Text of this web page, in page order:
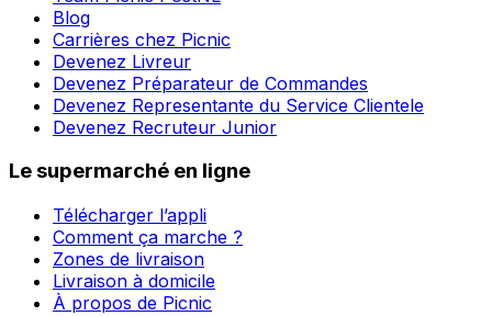
Blog
Carrières chez Picnic
Devenez Livreur
Devenez Préparateur de Commandes
Devenez Representante du Service Clientele
Devenez Recruteur Junior
Le supermarché en ligne
Télécharger l’appli
Comment ça marche ?
Zones de livraison
Livraison à domicile
À propos de Picnic